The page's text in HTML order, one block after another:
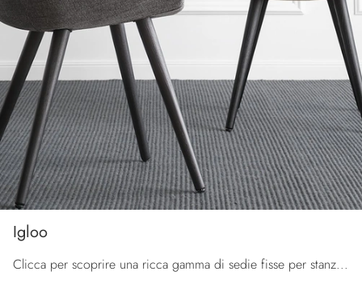
Igloo
Clicca per scoprire una ricca gamma di sedie fisse per stanze moderne: il modello Igloo di Calligaris ti sta aspettando!